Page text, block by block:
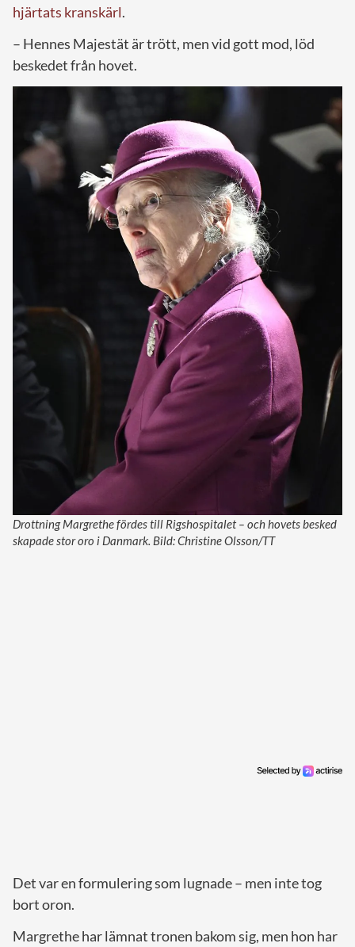
hjärtats kranskärl.
– Hennes Majestät är trött, men vid gott mod, löd
beskedet från hovet.
Drottning Margrethe fördes till Rigshospitalet – och hovets besked
skapade stor oro i Danmark. Bild: Christine Olsson/TT
Det var en formulering som lugnade – men inte tog
bort oron.
Margrethe har lämnat tronen bakom sig, men hon har